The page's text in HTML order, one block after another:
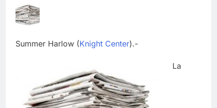
Summer Harlow (Knight Center).-
La